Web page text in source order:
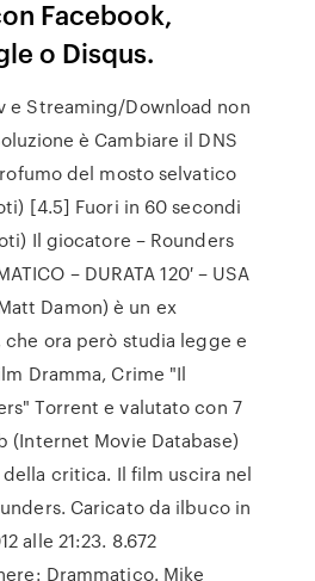
Facebook,
o Disqus.
e Streaming/Download non
è Cambiare il DNS
del mosto selvatico
[4.5] Fuori in 60 secondi
Il giocatore – Rounders
– DURATA 120′ – USA
Damon) è un ex
ora però studia legge e
Dramma, Crime "Il
Torrent e valutato con 7
(Internet Movie Database)
critica. Il film uscira nel
Caricato da ilbuco in
alle 21:23. 8.672
Drammatico. Mike